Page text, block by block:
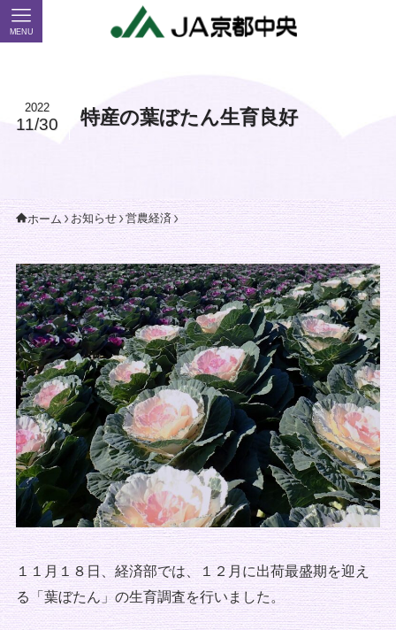
MENU
特産の葉ぼたん生育良好
2022
11/30
ホーム お知らせ 営農経済
１１月１８日、経済部では、１２月に出荷最盛期を迎え
る「葉ぼたん」の生育調査を行いました。